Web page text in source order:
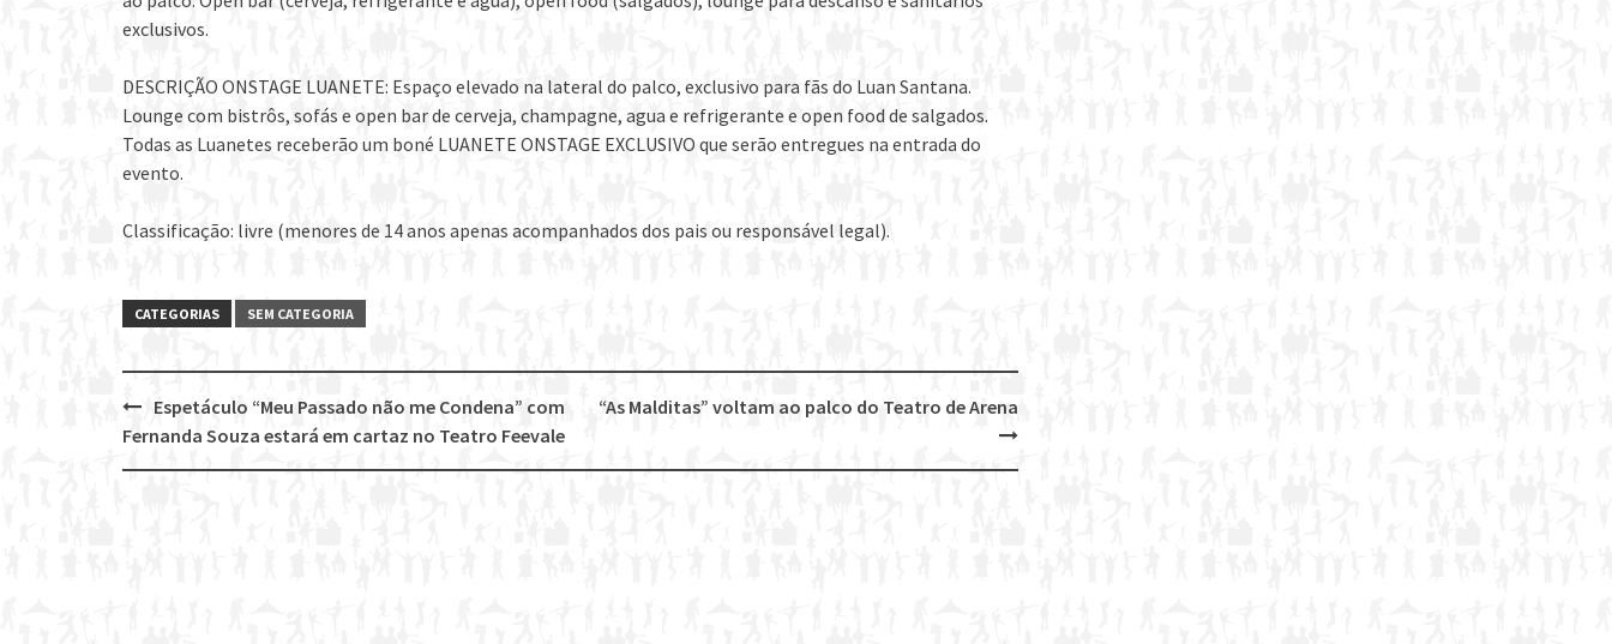
exclusivos.
DESCRIÇÃO ONSTAGE LUANETE: Espaço elevado na lateral do palco, exclusivo para fãs do Luan Santana.
Lounge com bistrôs, sofás e open bar de cerveja, champagne, agua e refrigerante e open food de salgados.
Todas as Luanetes receberão um boné LUANETE ONSTAGE EXCLUSIVO que serão entregues na entrada do
evento.
Classificação: livre (menores de 14 anos apenas acompanhados dos pais ou responsável legal).
CATEGORIAS SEM CATEGORIA
Post
navigation
“As Malditas” voltam ao palco do Teatro de Arena
Espetáculo “Meu Passado não me Condena” com
Fernanda Souza estará em cartaz no Teatro Feevale